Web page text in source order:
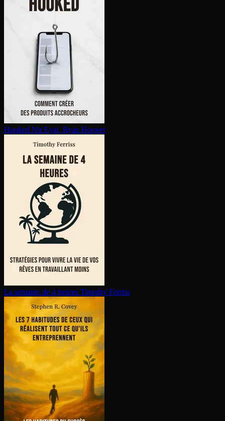
Hooked Nir Eyal, Ryan Hoover
La semaine de 4 heures Timothy Ferriss